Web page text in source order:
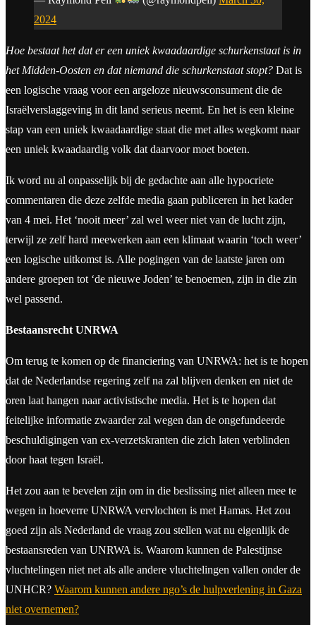
2024
Hoe bestaat het dat er een uniek kwaadaardige schurkenstaat is in
het Midden-Oosten en dat niemand die schurkenstaat stopt? Dat is
een logische vraag voor een argeloze nieuwsconsument die de
Israëlverslaggeving in dit land serieus neemt. En het is een kleine
stap van een uniek kwaadaardige staat die met alles wegkomt naar
een uniek kwaadaardig volk dat daarvoor moet boeten.
Ik word nu al onpasselijk bij de gedachte aan alle hypocriete
commentaren die deze zelfde media gaan publiceren in het kader
van 4 mei. Het ‘nooit meer’ zal wel weer niet van de lucht zijn,
terwijl ze zelf hard meewerken aan een klimaat waarin ‘toch weer’
een logische uitkomst is. Alle pogingen van de laatste jaren om
andere groepen tot ‘de nieuwe Joden’ te benoemen, zijn in die zin
wel passend.
Bestaansrecht UNRWA
Om terug te komen op de financiering van UNRWA: het is te hopen
dat de Nederlandse regering zelf na zal blijven denken en niet de
oren laat hangen naar activistische media. Het is te hopen dat
feitelijke informatie zwaarder zal wegen dan de ongefundeerde
beschuldigingen van ex-verzetskranten die zich laten verblinden
door haat tegen Israël.
Het zou aan te bevelen zijn om in die beslissing niet alleen mee te
wegen in hoeverre UNRWA vervlochten is met Hamas. Het zou
goed zijn als Nederland de vraag zou stellen wat nu eigenlijk de
bestaansreden van UNRWA is. Waarom kunnen de Palestijnse
vluchtelingen niet net als alle andere vluchtelingen vallen onder de
UNHCR? Waarom kunnen andere ngo’s de hulpverlening in Gaza
niet overnemen?